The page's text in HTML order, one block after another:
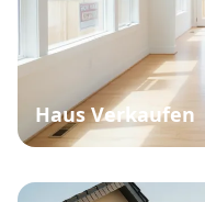
Haus Verkaufen